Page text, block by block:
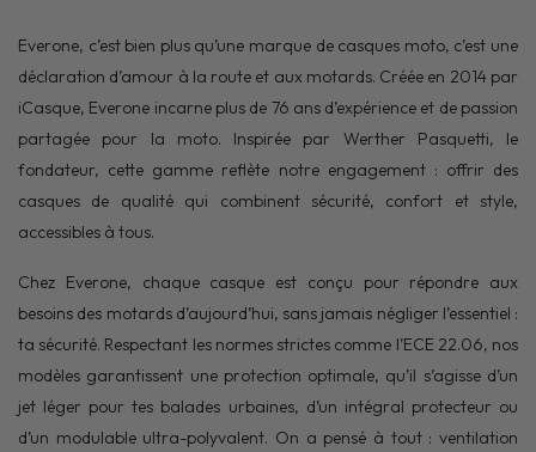
Everone, c’est bien plus qu’une marque de casques moto, c’est une
déclaration d’amour à la route et aux motards. Créée en 2014 par
iCasque, Everone incarne plus de 76 ans d’expérience et de passion
partagée pour la moto. Inspirée par Werther Pasquetti, le
fondateur, cette gamme reflète notre engagement : offrir des
casques de qualité qui combinent sécurité, confort et style,
accessibles à tous.
Chez Everone, chaque casque est conçu pour répondre aux
besoins des motards d’aujourd’hui, sans jamais négliger l’essentiel :
ta sécurité. Respectant les normes strictes comme l’ECE 22.06, nos
modèles garantissent une protection optimale, qu’il s’agisse d’un
jet léger pour tes balades urbaines, d’un intégral protecteur ou
d’un modulable ultra-polyvalent. On a pensé à tout : ventilation